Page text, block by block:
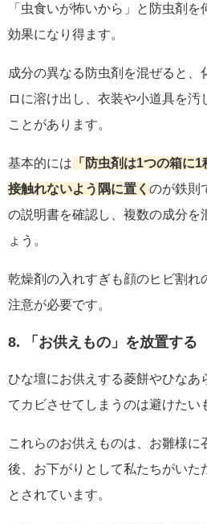
「虫食いが怖いから」と防虫剤
効果になり得ます。
成分の異なる防虫剤を混ぜると、
ロに溶け出し、衣装や小道具を汚
ことがあります。
基本的には 「防虫剤は1つの箱に
接触れないよう隅に置く のが鉄則
の説明書を確認し、複数の成分を
ょう。
乾燥剤の入れすぎも顔のヒビ割れ
注意が必要です。
8. 「お供えもの」を放置する
ひな壇にお供えする菱餅やひなあ
てカビさせてしまうのは避けたい
これらのお供えものは、お雛様に
後、お下がりとして私たちがいた
とされています。